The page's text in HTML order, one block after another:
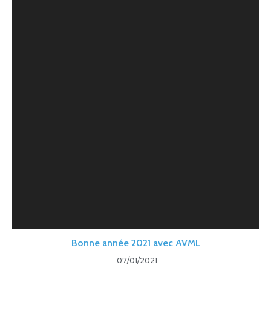
Bonne année 2021 avec AVML
07/01/2021